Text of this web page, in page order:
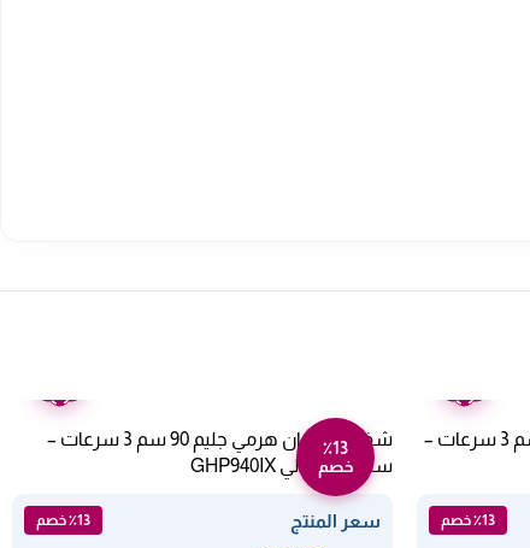
شفاط بلت ان هرمي جليم غاز 60 سم 3 سرعات –
٪13 خصم
٪13
خصم
شفاط بلت ان هرمي جليم 90 سم 3 سرعات –
ستيل – إيطالي GHP940IX
سعر المنتج ٪13 خصم